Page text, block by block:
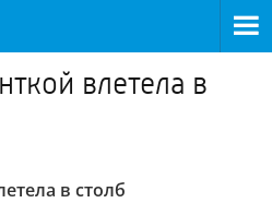
влетела в
в столб